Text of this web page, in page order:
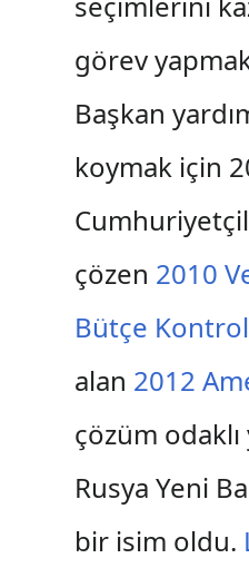
görev
Başkan
koymak için
çözen 2010
Bütçe Kontrol
alan 2012
çözüm
Rusya Yeni
bir isim oldu.